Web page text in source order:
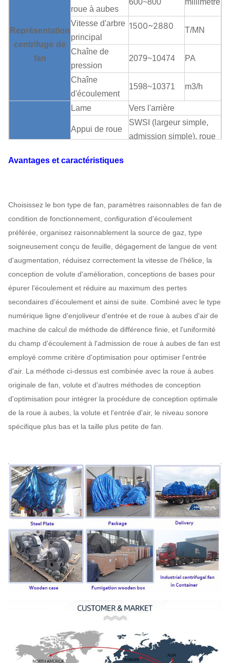
Représentation
centrifuge de
fan
roue à aubes
600~800 millimètre
Vitesse d'arbre
principal
1500~2880 T/MN
Chaîne de
pression
2079~10474 PA
Chaîne
d'écoulement
1598~10371 m3/h
Structure
Lame Vers l'arrière
Appui de roue
SWSI (largeur simple,
admission simple), roue
Boîte de
de bain d'huile
Refroidissement à l'air,
refroidissement par l'eau,
refroidissement à l'huile
Système
de fan
Moteur
ABB,
SIEMENS,
WEG, TECO,
SIMO, marque
chinoise…
Roue à aubes
Q235, Q345,
SS304,
SS316,
HG785,
DB685…
Enveloppe,
cône d'entrée
d'air,
d'entrée d'air
Q235, Q345,
SS304,
DB685…
Axe principal
acier 45#
(acier de
construction de
haute
résistance de
carbone),
42CrMo, acier
inoxydable…
Rapport
NSK, ZWZ…
compensateur de canalisation de
silencieux, d'admission et de débouché,
Avantages et caractéristiques
Choisissez le bon type de fan, paramètres raisonnables de fan de
condition de fonctionnement, configuration d'écoulement
préférée, organisez raisonnablement la source de gaz, type
soigneusement conçu de feuille, dégagement de langue de vent
d'augmentation, réduisez correctement la vitesse de l'hélice, la
conception de volute d'amélioration, conceptions de bases pour
épurer l'écoulement et réduire au maximum des pertes
secondaires d'écoulement et ainsi de suite. Combiné avec le type
numérique ligne d'enjoliveur d'entrée et de roue à aubes d'air de
machine de calcul de méthode de différence finie, et l'uniformité
du champ d'écoulement à l'admission de roue à aubes de fan est
employé comme critère d'optimisation pour optimiser l'entrée
d'air. La méthode ci-dessus est combinée avec la roue à aubes
originale de fan, volute et d'autres méthodes de conception
d'optimisation pour intégrer la procédure de conception optimale
de la roue à aubes, la volute et l'entrée d'air, le niveau sonore
spécifique plus bas et la taille plus petite de fan.